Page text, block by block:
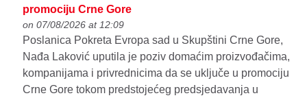
promociju Crne Gore
on 07/08/2026 at 12:09
Poslanica Pokreta Evropa sad u Skupštini Crne Gore,
Nađa Laković uputila je poziv domaćim proizvođačima,
kompanijama i privrednicima da se uključe u promociju
Crne Gore tokom predstojećeg predsjedavanja u